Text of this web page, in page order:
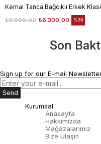
₺6.300,00
₺9.000,00 %30
Son
Sign up for our E-mail
Send
Kurumsal
Anasayfa
Hakkımızda
Mağazalarımız
Bize Ulaşın